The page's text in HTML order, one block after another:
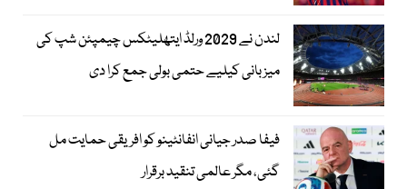
لندن نے 2029 ورلڈ ایتھلیٹکس چیمپئن شپ کی
میزبانی کیلیے حتمی بولی جمع کرا دی
فیفا صدر جیانی انفانٹینو کو افریقی حمایت مل
گئی، مگر عالمی تنقید برقرار